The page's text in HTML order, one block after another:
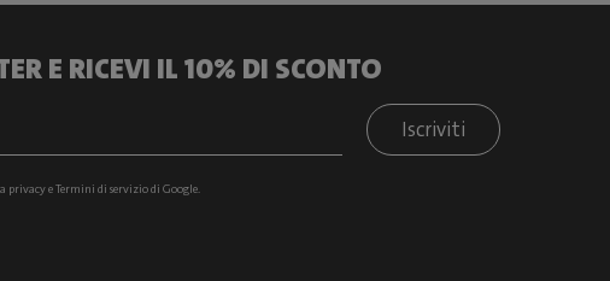
E RICEVI IL 10% DI SCONTO
Iscriviti
privacyeTermini di serviziodi Google.